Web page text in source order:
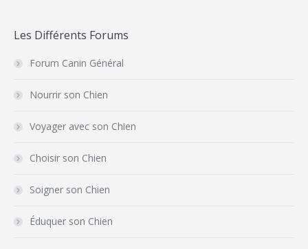
Les Différents Forums
Forum Canin Général
Nourrir son Chien
Voyager avec son Chien
Choisir son Chien
Soigner son Chien
Éduquer son Chien